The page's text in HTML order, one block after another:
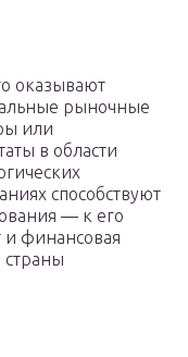
оказывают
рыночные
или
в области
способствуют
— к его
и финансовая
страны